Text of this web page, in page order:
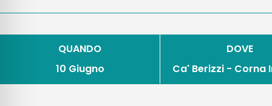
QUANDO
10 Giugno
DOVE
Ca' Berizzi - Corna